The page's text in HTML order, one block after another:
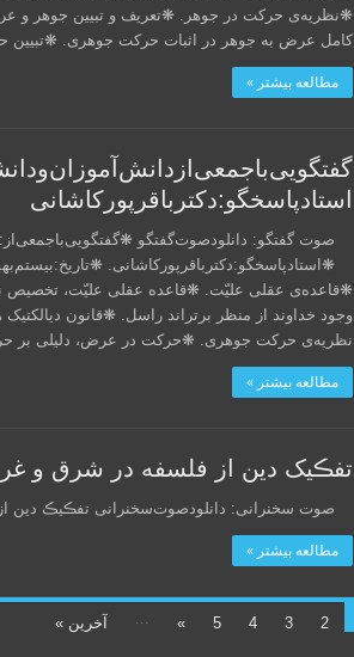
❋نظریه‌ی حرکت در جوهر. ❋تعریف و تبیین جوهر و
کامل عرض به جوهر در اثبات حرکت جوهری.
مطالعه بیشتر »
استادپاسخگو:دکترباقر‌پورکاشانی
صوت‌ گفتگو: دانلود‌صوت‌گفتگو
❋قاعده‌ی عقلی علیّت. ❋قاعده عقلی علیّت، تخصیص
وجود خداوند از منظر برتراند راسل. ❋قانون
نظریه‌ی حرکت جوهری. ❋حرکت در عرض، دلیلی
مطالعه بیشتر »
تفڪیک دین از فلسفه در شرق و
صوت سخنرانی: دانلود‌صوت‌سخنرانی تفڪیڪ دین
مطالعه بیشتر »
2
3
4
5
»
... آخرین »